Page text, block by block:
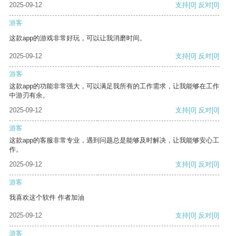
2025-09-12 支持[0] 反对[0]
游客
这款app的游戏非常好玩，可以让我消磨时间。
2025-09-12 支持[0] 反对[0]
游客
这款app的功能非常强大，可以满足我所有的工作需求，让我能够在工作
中游刃有余。
2025-09-12
支持[0] 反对[0]
游客
这款app的客服非常专业，遇到问题总是能够及时解决，让我能够安心工
作。
2025-09-12
支持[0] 反对[0]
游客
我喜欢这个软件 作者加油
2025-09-12 支持[0] 反对[0]
游客